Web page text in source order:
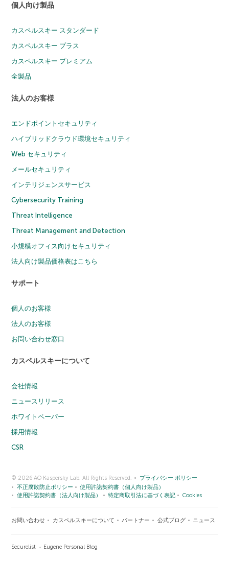
個人向け製品
カスペルスキー スタンダード
カスペルスキー プラス
カスペルスキー プレミアム
全製品
法人のお客様
エンドポイントセキュリティ
ハイブリッドクラウド環境セキュリティ
Web セキュリティ
メールセキュリティ
インテリジェンスサービス
Cybersecurity Training
Threat Intelligence
Threat Management and Detection
小規模オフィス向けセキュリティ
法人向け製品価格表はこちら
サポート
個人のお客様
法人のお客様
お問い合わせ窓口
カスペルスキーについて
会社情報
ニュースリリース
ホワイトペーパー
採用情報
CSR
© 2026 AO Kaspersky Lab. All Rights Reserved.
プライバシー ポリシー
不正腐敗防止ポリシー
使用許諾契約書（個人向け製品）
使用許諾契約書（法人向け製品）
特定商取引法に基づく表記 Cookies
お問い合わせ カスペルスキーについて パートナー 公式ブログ ニュース
Securelist Eugene Personal Blog